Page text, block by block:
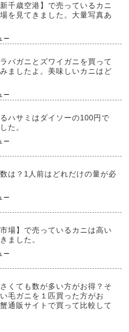
千歳空港】で売っているカニ
を見てきました。大量写真あ
ー
バガニとズワイガニを買って
ましたよ。美味しいカニはど
ー
ハサミはダイソーの100円で
た。
ー
は？1人前はどれだけの量が必
ー
場】で売っているカニは高い
ました。
ー
くても数が多い方がお得？そ
毛ガニを１匹買った方がお
通販サイトで買って比較して